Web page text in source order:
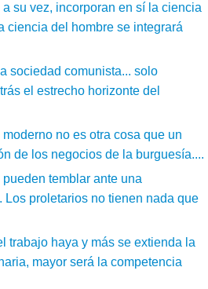
su vez, incorporan en sí la ciencia
ciencia del hombre se integrará
sociedad comunista... solo
el estrecho horizonte del
no es otra cosa que un
de los negocios de la burguesía....
temblar ante una
Los proletarios no tienen nada que
trabajo haya y más se extienda la
mayor será la competencia